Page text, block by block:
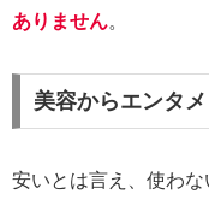
ありません。
美容からエンタ
安いとは言え、使わ